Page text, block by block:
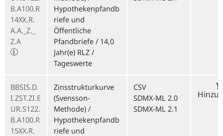
B.A100.R
14XX.R.
A.A._Z._
Z.A
Hypothekenpfandb
riefe und
Öffentliche
Pfandbriefe / 14,0
Jahr(e) RLZ /
Tageswerte
BBSIS.D.
I.ZST.ZI.E
UR.S122.
B.A100.R
15XX.R.
Zinsstrukturkurve
(Svensson-
Methode) /
Hypothekenpfandb
riefe und
CSV
SDMX-ML 2.0
SDMX-ML 2.1